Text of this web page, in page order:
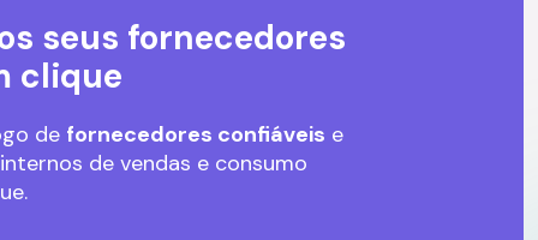
seus fornecedores
clique
de fornecedores confiáveis e
de vendas e consumo